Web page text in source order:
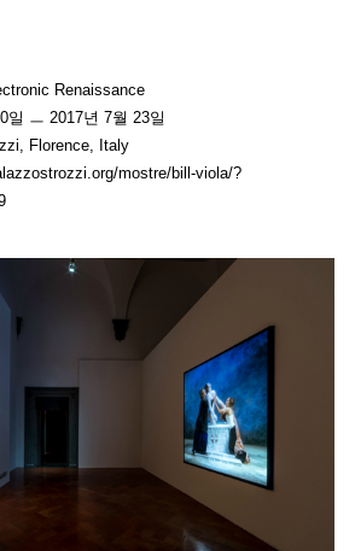
Renaissance
일 ㅡ 2017년 7월 23일
Florence, Italy
mostre/bill-viola/?